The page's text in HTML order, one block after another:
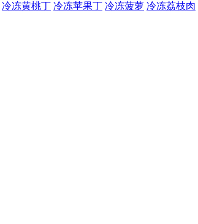
冷冻黄桃丁 冷冻苹果丁 冷冻菠萝 冷冻荔枝肉